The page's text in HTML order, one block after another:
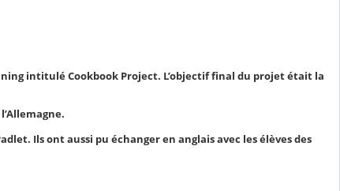
intitulé Cookbook Project. L’objectif final du projet était la
Ils ont aussi pu échanger en anglais avec les élèves des